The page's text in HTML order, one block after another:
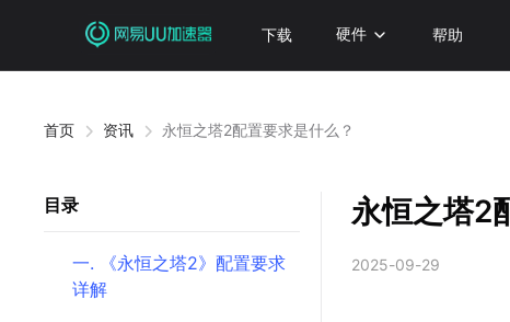
下载 硬件 帮助
首页 资讯 永恒之塔2配置要求是什么？
目录
一. 《永恒之塔2》配置要求
详解
永恒之塔2
2025-09-29